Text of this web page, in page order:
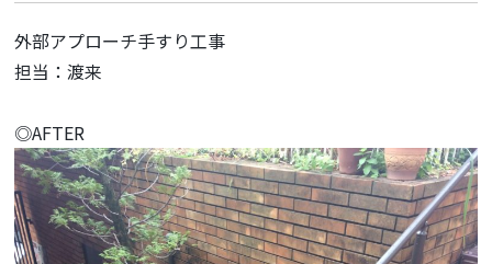
外部アプローチ手すり工事
担当：渡来
◎AFTER